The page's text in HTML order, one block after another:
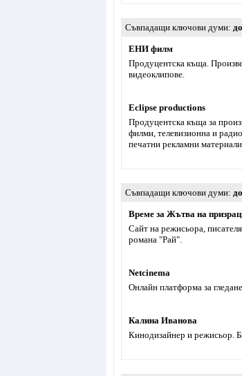
Съвпадащи ключови думи
ЕНИ филм
Продуцентска къща.
видеоклипове.
Eclipse productions
Продуцентска къща за
филми, телевизионна и
печатни рекламни
Съвпадащи ключови думи
Време за Жътва на
Сайт на режисьора,
романа "Рай".
Netcinema
Онлайн платформа за
Калина Иванова
Кинодизайнер и режисьор.